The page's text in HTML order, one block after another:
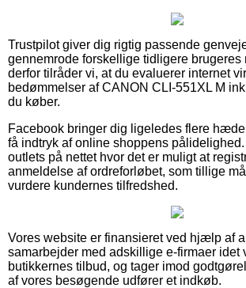
Trustpilot giver dig rigtig passende
gennemrode forskellige tidligere brugeres
derfor tilråder vi, at du evaluerer internet
bedømmelser af CANON CLI-551XL M
du køber.
Facebook bringer dig ligeledes flere
få indtryk af online shoppens
outlets på nettet hvor det er muligt at
anmeldelse af ordreforløbet, som tillige
vurdere kundernes tilfredshed.
Vores website er finansieret ved hjælp af
samarbejder med adskillige e-firmaer idet
butikkernes tilbud, og tager imod
af vores besøgende udfører et indkøb.